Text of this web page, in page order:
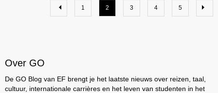
1 2 3 4 5
Over GO
De GO Blog van EF brengt je het laatste nieuws over reizen, taal,
cultuur, internationale carrières en het leven van studenten in het